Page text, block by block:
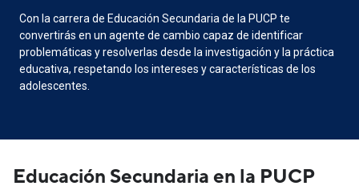
Con la carrera de Educación Secundaria de la PUCP te
convertirás en un agente de cambio capaz de identificar
problemáticas y resolverlas desde la investigación y la práctica
educativa, respetando los intereses y características de los
adolescentes.
Educación Secundaria en la PUCP